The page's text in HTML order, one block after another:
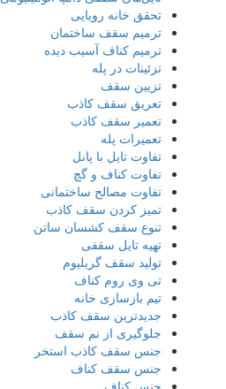
تحقق خانه رویایی
ترمیم سقف ساختمان
ترمیم کناف آسیب دیده
تزئینات در پله
تزیین سقف
تعریق سقف کاذب
تعمیر سقف کاذب
تعمیرات پله
تفاوت تایل با پانل
تفاوت کناف و گچ
تفاوت مصالح ساختمانی
تمیز کردن سقف کاذب
تنوع سقف کشسان ساتن
تهیه تایل سقفی
تولید سقف گریلیوم
تی وی روم کناف
تیم بازسازی خانه
جدیدترین سقف کاذب
جلوگیری از نم سقف
جنس سقف کاذب استخر
جنس سقف کناف
جنس کناف